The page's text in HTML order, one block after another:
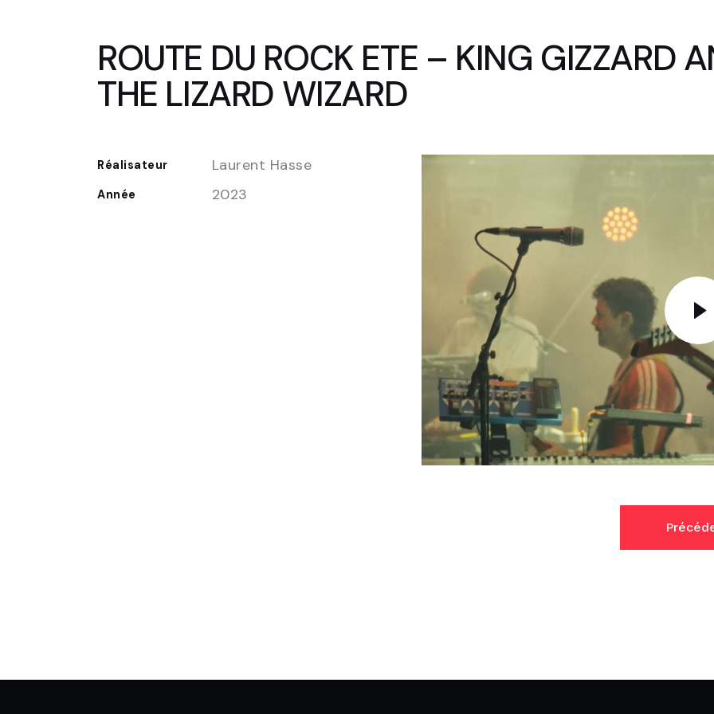
ROUTE DU ROCK ETE – KING GIZZARD
THE LIZARD WIZARD
Réalisateur Laurent Hasse
Année 2023